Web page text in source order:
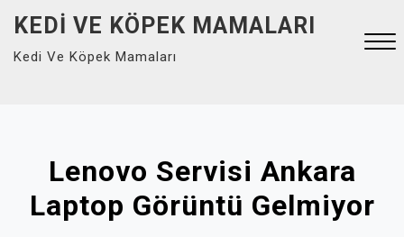
content
KEDI VE KÖPEK MAMALARI
Kedi Ve Köpek Mamaları
Lenovo Servisi Ankara
Laptop Görüntü Gelmiyor